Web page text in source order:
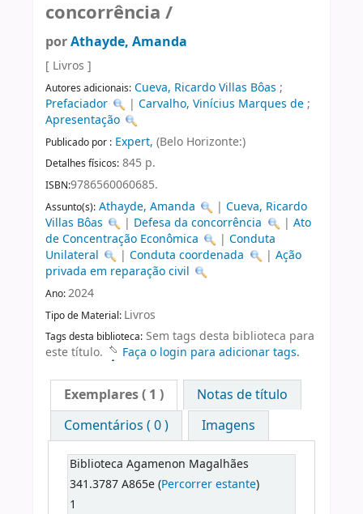
concorrência /
porAthayde, Amanda
[ Livros ]
Autores adicionais: Cueva, Ricardo Villas Bôas ;
Prefaciador
|Carvalho, Vinícius Marques de;
Apresentação
Publicado por : Expert, (Belo Horizonte:)
Detalhes físicos: 845 p.
ISBN:9786560060685.
Assunto(s): Athayde, Amanda |Cueva, Ricardo
Villas Bôas
| Defesa da concorrência | Ato
de Concentração Econômica
|Conduta
Unilateral
|Conduta coordenada | Ação
privada em reparação civil
Ano:2024
Tipo de Material: Livros
Tags desta biblioteca: Sem tags desta biblioteca para
este título.
Faça o login para adicionar tags.
Exemplares( 1 )
Notas de título
Comentários ( 0 )
Imagens
Biblioteca Agamenon Magalhães
341.3787 A865e (Percorrer estante)
1